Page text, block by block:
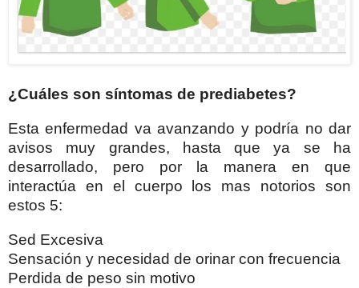
¿Cuáles son síntomas de prediabetes?
Esta enfermedad va avanzando y podría no dar
avisos muy grandes, hasta que ya se ha
desarrollado, pero por la manera en que
interactúa en el cuerpo los mas notorios son
estos 5:
Sed Excesiva
Sensación y necesidad de orinar con frecuencia
Perdida de peso sin motivo